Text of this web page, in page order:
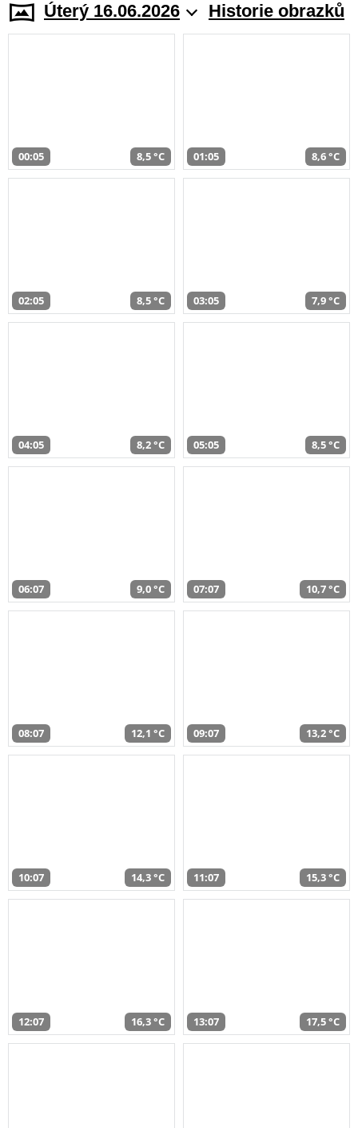
Úterý 16.06.2026 Historie obrazků
00:05 8,5 °C 01:05 8,6 °C
02:05 8,5 °C 03:05 7,9 °C
04:05 8,2 °C 05:05 8,5 °C
06:07 9,0 °C 07:07 10,7 °C
08:07 12,1 °C 09:07 13,2 °C
10:07 14,3 °C 11:07 15,3 °C
12:07 16,3 °C 13:07 17,5 °C